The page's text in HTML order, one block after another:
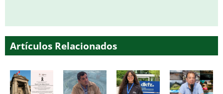
Artículos Relacionados